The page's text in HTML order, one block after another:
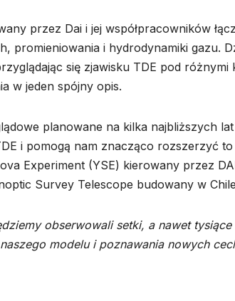
przez Dai i jej współpracowników
promieniowania i hydrodynamiki gazu.
się zjawisku TDE pod
w jeden spójny opis.
planowane na kilka najbliższych
i pomogą nam znacząco rozszerzyć
Experiment (YSE) kierowany przez
Survey Telescope budowany w Chile
obserwowali setki, a nawet
modelu i poznawania nowych